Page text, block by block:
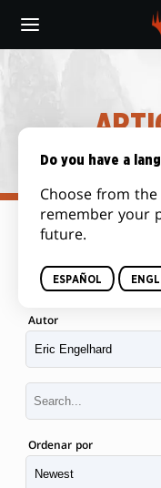
main
Autor
Ordenar por
Do you have a
Choose from
remember your
future.
ESPAÑOL